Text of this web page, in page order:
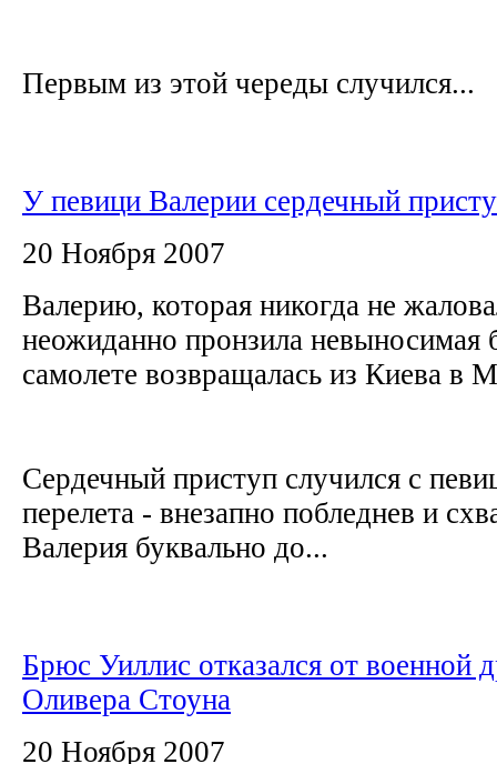
Первым из этой череды случился...
У певици Валерии сердечный
20 Ноября 2007
Валерию, которая никогда не
неожиданно пронзила невыносимая
самолете возвращалась из Киева в
Сердечный приступ случился с
перелета - внезапно побледнев и
Валерия буквально до...
Брюс Уиллис отказался от военной
Оливера Стоуна
20 Ноября 2007